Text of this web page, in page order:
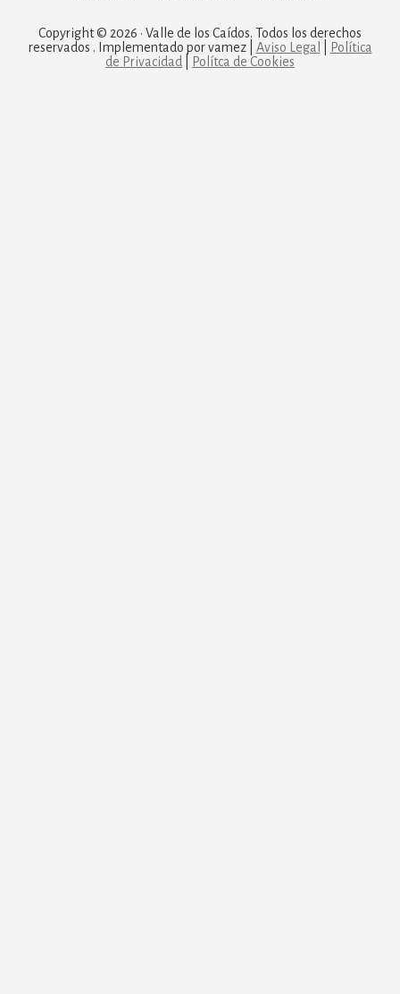
Copyright © 2026 · Valle de los Caídos. Todos los derechos
reservados . Implementado por vamez | Aviso Legal
Política
de Privacidad
Polítca de Cookies